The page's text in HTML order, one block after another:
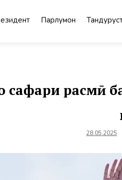
Парлумон
сафари расмӣ
28.05.2025